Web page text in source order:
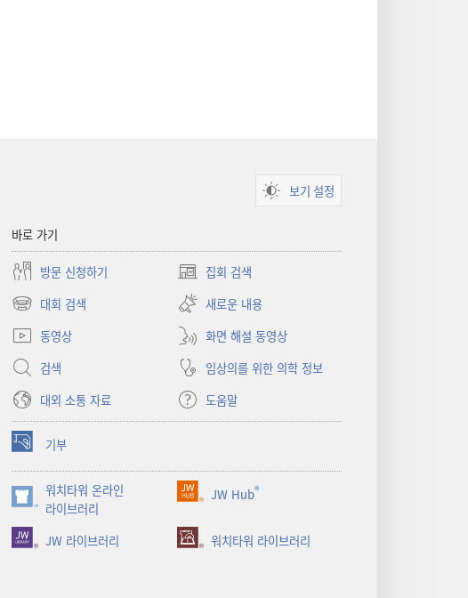
보기 설정
바로 가기
방문 신청하기 집회 검색
(새로운
창
열기)
대회 검색
(새로운
창
새로운 내용
동영상
화면 해설 동영상
검색
임상의를 위한 의학 정보
대외 소통 자료
도움말
기부
(새로운
창
열기)
워치타워 온라인
라이브러리
(새로운
창
열기)
JW Hub®
(새로운
열기)
JW 라이브러리 워치타워 라이브러리